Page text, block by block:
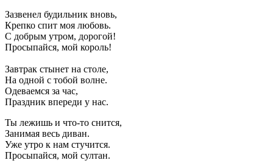
Зазвенел будильник вновь,
Крепко спит моя любовь.
С добрым утром, дорогой!
Просыпайся, мой король!
Завтрак стынет на столе,
На одной с тобой волне.
Одеваемся за час,
Праздник впереди у нас.
Ты лежишь и что-то снится,
Занимая весь диван.
Уже утро к нам стучится.
Просыпайся, мой султан.